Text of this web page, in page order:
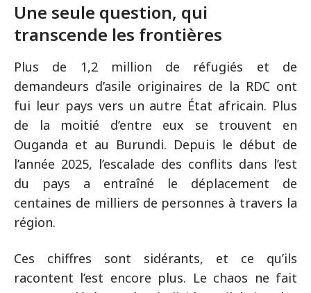
Une seule question, qui
transcende les frontières
Plus de 1,2 million de réfugiés et de
demandeurs d’asile originaires de la RDC ont
fui leur pays vers un autre État africain. Plus
de la moitié d’entre eux se trouvent en
Ouganda et au Burundi. Depuis le début de
l’année 2025, l’escalade des conflits dans l’est
du pays a entraîné le déplacement de
centaines de milliers de personnes à travers la
région.
Ces chiffres sont sidérants, et ce qu’ils
racontent l’est encore plus. Le chaos ne fait